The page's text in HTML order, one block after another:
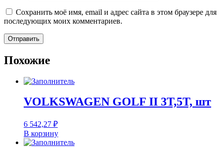
Сохранить моё имя, email и адрес сайта в этом браузере для
последующих моих комментариев.
Похожие
VOLKSWAGEN GOLF II 3T,5T, шт
6 542,27 ₽
В корзину